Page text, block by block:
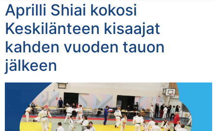
Aprilli Shiai kokosi
Keskilänteen kisaajat
kahden vuoden tauon
jälkeen